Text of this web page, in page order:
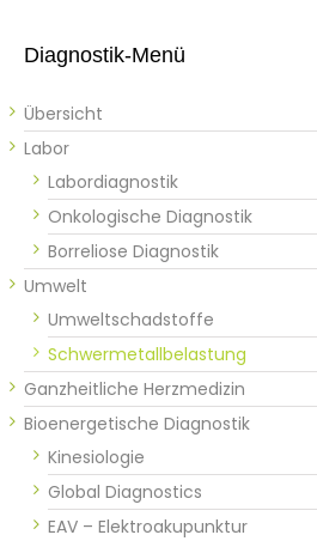
Diagnostik-Menü
Übersicht
Labor
Labordiagnostik
Onkologische Diagnostik
Borreliose Diagnostik
Umwelt
Umweltschadstoffe
Schwermetallbelastung
Ganzheitliche Herzmedizin
Bioenergetische Diagnostik
Kinesiologie
Global Diagnostics
EAV – Elektroakupunktur